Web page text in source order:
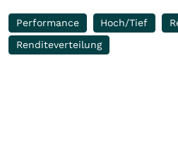
Performance Hoch/Tief
Renditeverteilung